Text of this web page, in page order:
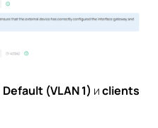
Default (VLAN 1) иclients